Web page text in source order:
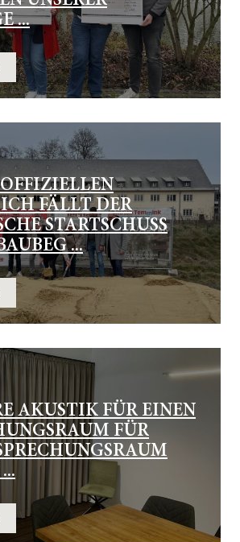
...
FÄLLT DER
STARTSCHUSS
...
AKUSTIK FÜR EINEN
FÜR